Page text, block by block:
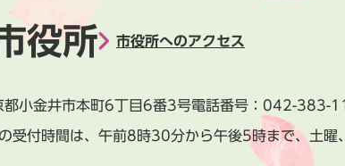
役所 市役所へのアクセス
都小金井市本町6丁目6番3号電話番号： 042-383-
受付時間は、 午前8時30分から午後5時まで、土曜